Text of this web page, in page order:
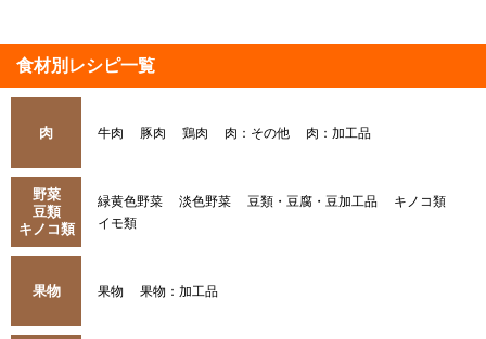
食材別レシピ一覧
肉 牛肉 豚肉 鶏肉 肉：その他 肉：加工品
野菜
豆類
キノコ類
緑黄色野菜 淡色野菜 豆類・豆腐・豆加工品
キノコ類
イモ類
果物 果物 果物：加工品